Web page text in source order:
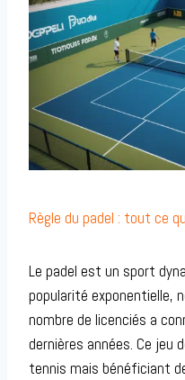
Règle du padel : tout ce
Le padel est un sport
popularité exponentielle,
nombre de licenciés a
dernières années. Ce jeu
tennis mais bénéficiant